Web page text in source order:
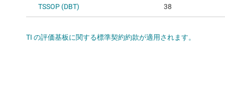
TSSOP (DBT) 38
TI の評価基板に関する標準契約約款が適用されます。